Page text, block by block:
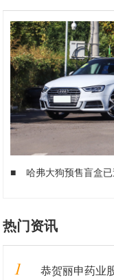
■ 哈弗大狗预售盲盒
热门资讯
1 恭贺丽申药业